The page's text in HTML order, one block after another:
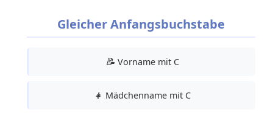
Gleicher Anfangsbuchstabe
📝 Vorname mit C
👧 Mädchenname mit C